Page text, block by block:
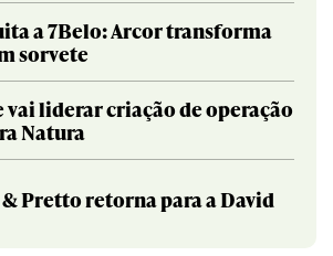
a 7Belo: Arcor transforma
sorvete
vai liderar criação de operação
Natura
Pretto retorna para a David